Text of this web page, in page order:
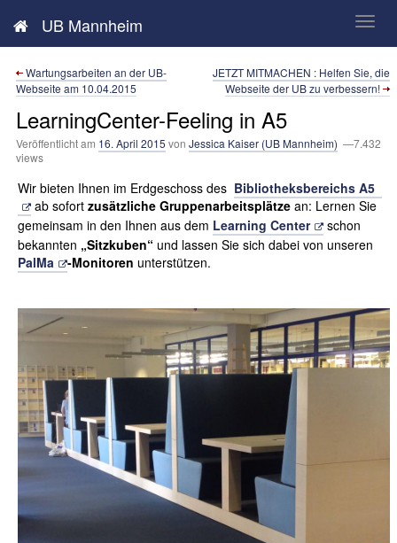
UB Mannheim
Neues aus der UB Mannheim
Wartungsarbeiten an der UB-
Webseite am 10.04.2015
JETZT MITMACHEN : Helfen Sie, die
Webseite der UB zu verbessern!
LearningCenter-Feeling in A5
Veröffentlicht am 16. April 2015 von Jessica Kaiser (UB Mannheim) —7.432
views
Wir bieten Ihnen im Erdgeschoss des Bibliotheksbereichs A5
ab sofort zusätzliche Gruppenarbeitsplätze an: Lernen Sie
gemeinsam in den Ihnen aus dem Learning Center
schon
bekannten „Sitzkuben“ und lassen Sie sich dabei von unseren
PalMa
-Monitoren unterstützen.